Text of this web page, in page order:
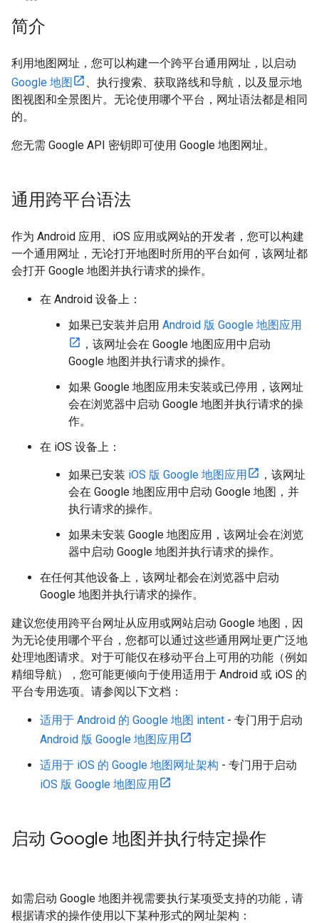
简介
利用地图网址，您可以构建一个跨平台通用网址，以启动
Google 地图
、执行搜索、获取路线和导航，以及显示地
图视图和全景图片。无论使用哪个平台，网址语法都是相同
的。
您无需 Google API 密钥即可使用 Google 地图网址。
通用跨平台语法
作为 Android 应用、iOS 应用或网站的开发者，您可以构建
一个通用网址，无论打开地图时所用的平台如何，该网址都
会打开 Google 地图并执行请求的操作。
在 Android 设备上：
如果已安装并启用 Android 版 Google 地图应用
，该网址会在 Google 地图应用中启动
Google 地图并执行请求的操作。
如果 Google 地图应用未安装或已停用，该网址
会在浏览器中启动 Google 地图并执行请求的操
作。
在 iOS 设备上：
如果已安装 iOS 版 Google 地图应用
，该网址
会在 Google 地图应用中启动 Google 地图，并
执行请求的操作。
如果未安装 Google 地图应用，该网址会在浏览
器中启动 Google 地图并执行请求的操作。
在任何其他设备上，该网址都会在浏览器中启动
Google 地图并执行请求的操作。
建议您使用跨平台网址从应用或网站启动 Google 地图，因
为无论使用哪个平台，您都可以通过这些通用网址更广泛地
处理地图请求。对于可能仅在移动平台上可用的功能（例如
精细导航），您可能更倾向于使用适用于 Android 或 iOS 的
平台专用选项。请参阅以下文档：
适用于 Android 的 Google 地图 intent - 专门用于启动
Android 版 Google 地图应用
适用于 iOS 的 Google 地图网址架构 - 专门用于启动
iOS 版 Google 地图应用
启动 Google 地图并执行特定操作
如需启动 Google 地图并视需要执行某项受支持的功能，请
根据请求的操作使用以下某种形式的网址架构：